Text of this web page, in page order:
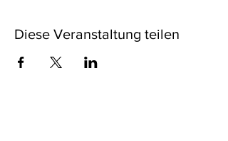
Diese Veranstaltung teilen